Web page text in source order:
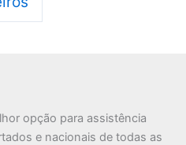
opção para assistência
e nacionais de todas as